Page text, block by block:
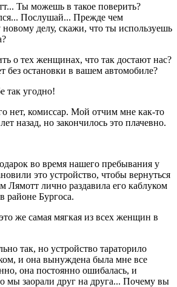
Ты можешь в такое поверить?
Послушай... Прежде чем
делу, скажи, что ты используешь
о тех женщинах, что так достают нас?
без остановки в вашем автомобиле?
так угодно!
нет, комиссар. Мой отчим мне как-то
назад, но закончилось это плачевно.
во время нашего пребывания у
это устройство, чтобы вернуться
лично раздавила его каблуком
районе Бургоса.
же самая мягкая из всех женщин в
так, но устройство тараторило
и она вынуждена была мне все
она постоянно ошибалась, и
мы заорали друг на друга... Почему вы